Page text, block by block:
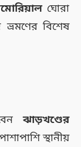
ঘোরা
বিশেষ
ঝাড়খণ্ডের
স্থানীয়